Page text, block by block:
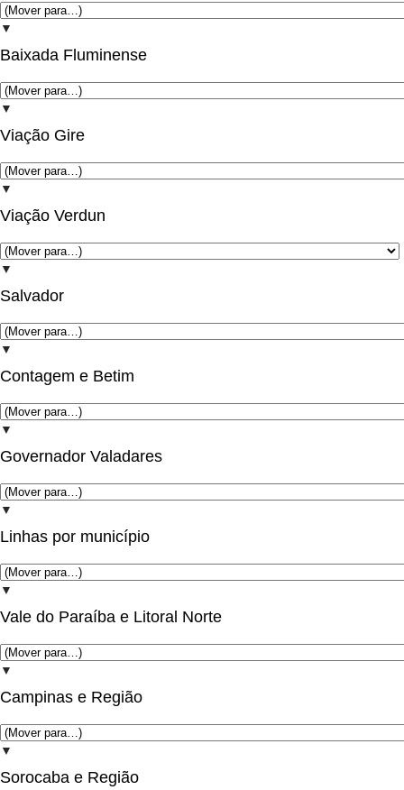
▼
Baixada Fluminense
▼
Viação Gire
▼
Viação Verdun
▼
Salvador
▼
Contagem e Betim
▼
Governador Valadares
▼
Linhas por município
▼
Vale do Paraíba e Litoral Norte
▼
Campinas e Região
▼
Sorocaba e Região